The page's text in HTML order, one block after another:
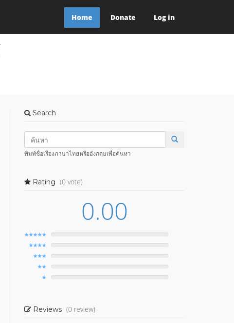
Home Donate Log in
Search
พิมพ์ชื่อเรื่องภาษาไทยหรืออังกฤษเพื่อค้นหา
Rating (0 vote)
0.00
Reviews (0 review)